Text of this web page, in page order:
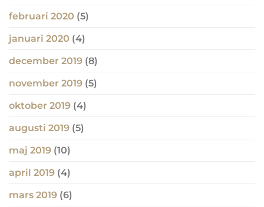
februari 2020 (5)
januari 2020 (4)
december 2019 (8)
november 2019 (5)
oktober 2019 (4)
augusti 2019 (5)
maj 2019 (10)
april 2019 (4)
mars 2019 (6)